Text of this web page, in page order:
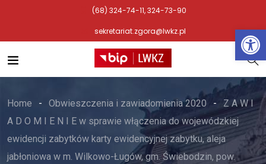
(68) 324-74-11, 324-73-90
sekretariat.zgora@lwkz.pl
Home Obwieszczenia i zawiadomienia 2020
Z A W I
A D O M I E N I E w sprawie włączenia do wojewódzkiej
ewidencji zabytków karty ewidencyjnej zabytku, aleja
jabłoniowa w m. Wilkowo-Ługów, gm. Świebodzin, pow.